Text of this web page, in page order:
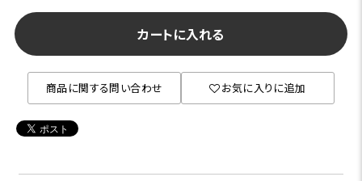
カートに入れる
商品に関する問い合わせ お気に入りに追加